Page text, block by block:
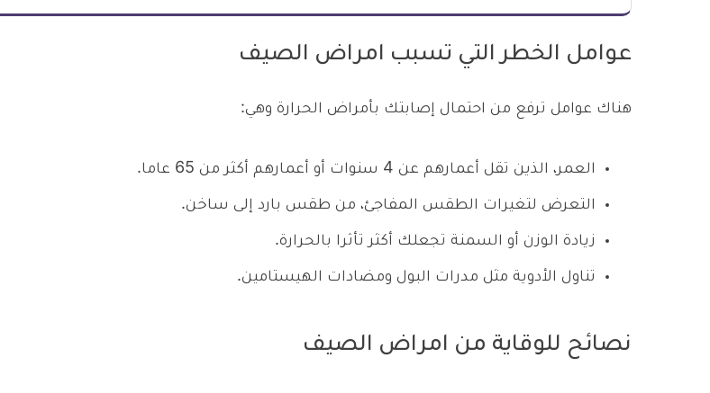
عوامل الخطر التي تسبب امراض الصيف
هناك عوامل ترفع من احتمال إصابتك بأمراض الحرارة وهي:
العمر، الذين تقل أعمارهم عن 4 سنوات أو أعمارهم أكثر من 65 عاما.
التعرض لتغيرات الطقس المفاجئ، من طقس بارد إلى ساخن.
زيادة الوزن أو السمنة تجعلك أكثر تأثرا بالحرارة.
تناول الأدوية مثل مدرات البول ومضادات الهيستامين.
نصائح للوقاية من امراض الصيف